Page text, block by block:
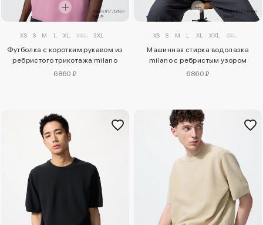
XS S M L XL XXL 3XL
Футболка с коротким рукавом из
ребристого трикотажа milano
6860 ₽
XS S M L XL XXL 3XL
Машинная стирка водолазка
milano с ребристым узором
6860 ₽